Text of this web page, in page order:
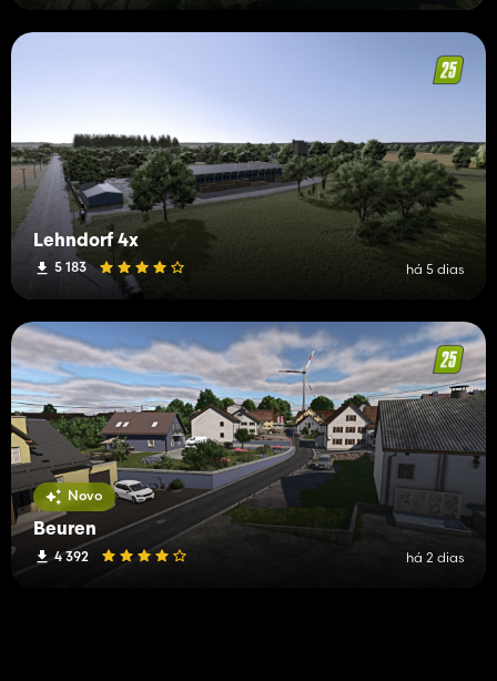
Lehndorf 4x
5 183 há 5 dias
Novo
Beuren
4 392 há 2 dias